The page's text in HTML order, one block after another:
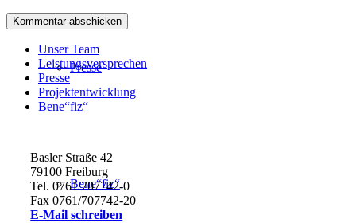
Presse
Bene“fiz“
Unser Team
Leistungsversprechen
Presse
Projektentwicklung
Bene“fiz“
Basler Straße 42
79100 Freiburg
Tel. 0761/707742-0
Fax 0761/707742-20
E-Mail schreiben